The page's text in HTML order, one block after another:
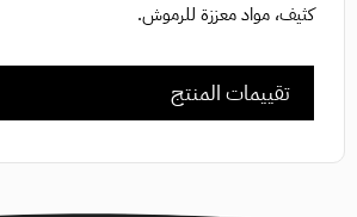
كثيف، مواد معززة للرموش.
تقييمات المنتج